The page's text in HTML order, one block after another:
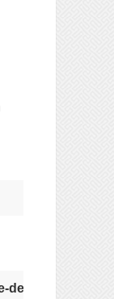
dev curl libbz2-